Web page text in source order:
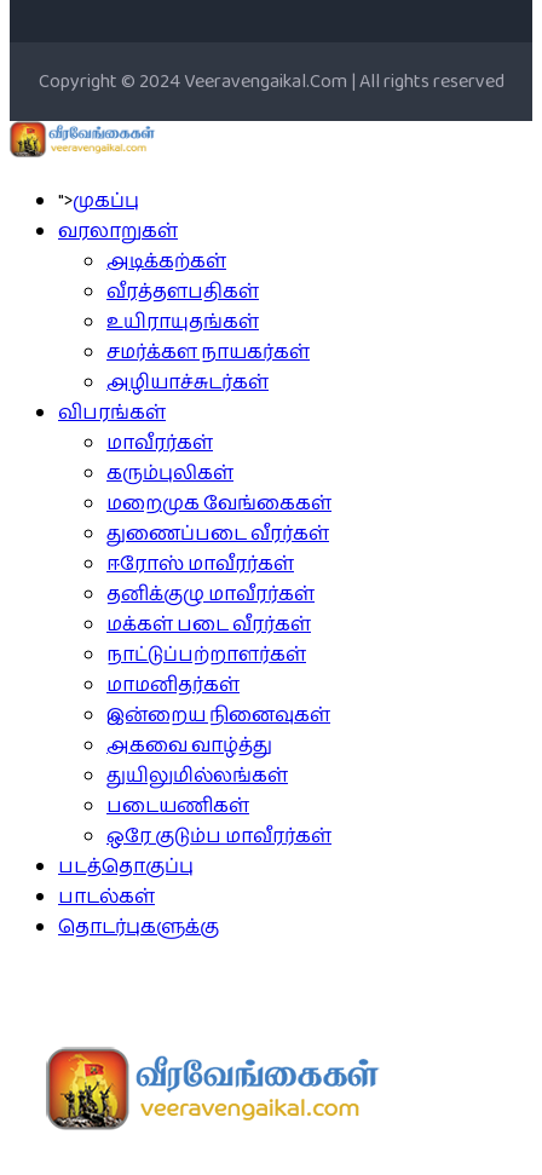
Copyright © 2024 Veeravengaikal.Com | All rights reserved
">முகப்பு
வரலாறுகள்
அடிக்கற்கள்
வீரத்தளபதிகள்
உயிராயுதங்கள்
சமர்க்கள நாயகர்கள்
அழியாச்சுடர்கள்
விபரங்கள்
மாவீரர்கள்
கரும்புலிகள்
மறைமுக வேங்கைகள்
துணைப்படை வீரர்கள்
ஈரோஸ் மாவீரர்கள்
தனிக்குழு மாவீரர்கள்
மக்கள் படை வீரர்கள்
நாட்டுப்பற்றாளர்கள்
மாமனிதர்கள்
இன்றைய நினைவுகள்
அகவை வாழ்த்து
துயிலுமில்லங்கள்
படையணிகள்
ஒரே குடும்ப மாவீரர்கள்
படத்தொகுப்பு
பாடல்கள்
தொடர்புகளுக்கு